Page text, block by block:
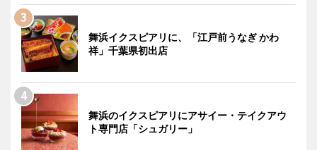
舞浜イクスピアリに、「江戸前うなぎ かわ
祥」千葉県初出店
舞浜のイクスピアリにアサイー・テイクアウ
ト専門店「シュガリー」